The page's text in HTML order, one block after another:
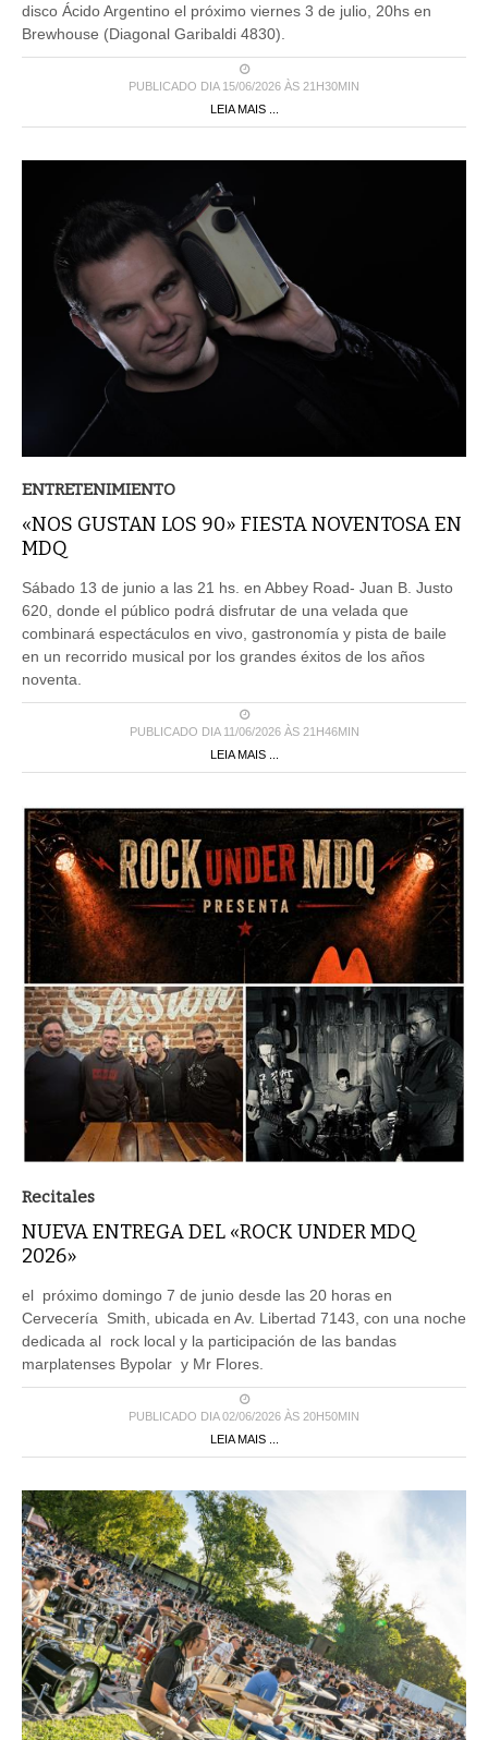
disco Ácido Argentino el próximo viernes 3 de julio, 20hs en
Brewhouse (Diagonal Garibaldi 4830).
PUBLICADO DIA 15/06/2026 ÀS 21H30MIN
LEIA MAIS ...
ENTRETENIMIENTO
«NOS GUSTAN LOS 90» FIESTA NOVENTOSA EN
MDQ
Sábado 13 de junio a las 21 hs. en Abbey Road- Juan B. Justo
620, donde el público podrá disfrutar de una velada que
combinará espectáculos en vivo, gastronomía y pista de baile
en un recorrido musical por los grandes éxitos de los años
noventa.
PUBLICADO DIA 11/06/2026 ÀS 21H46MIN
LEIA MAIS ...
Recitales
NUEVA ENTREGA DEL «ROCK UNDER MDQ
2026»
el próximo domingo 7 de junio desde las 20 horas en
Cervecería Smith, ubicada en Av. Libertad 7143, con una noche
dedicada al rock local y la participación de las bandas
marplatenses Bypolar y Mr Flores.
PUBLICADO DIA 02/06/2026 ÀS 20H50MIN
LEIA MAIS ...